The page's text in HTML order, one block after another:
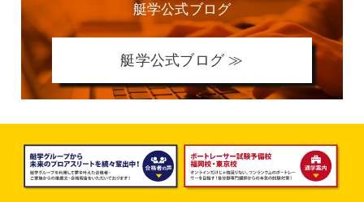
艇学公式ブログ
艇学公式ブログ ≫